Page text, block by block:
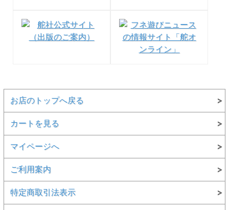
お店のトップへ戻る
カートを見る
マイページへ
ご利用案内
特定商取引法表示